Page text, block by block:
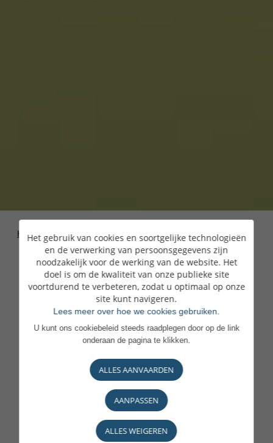
Homepage>Vacatures>
Je kan je vol vertrouwen
inzetten
Een geëngageerd,
verantwoordelijk en
Het gebruik van cookies en soortgelijke technologieën
en de verwerking van persoonsgegevens zijn
noodzakelijk voor de werking van de website. Het
doel is om de kwaliteit van onze publieke site
voortdurend te verbeteren, zodat u optimaal op onze
site kunt navigeren.
Lees meer over hoe we cookies gebruiken.
U kunt ons cookiebeleid steeds raadplegen door op de link
onderaan de pagina te klikken.
ALLES AANVAARDEN
AANPASSEN
ALLES WEIGEREN